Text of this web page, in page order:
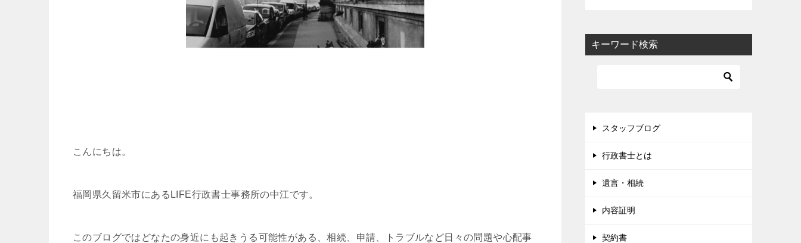
こんにちは。
福岡県久留米市にあるLIFE行政書士事務所の中江です。
このブログではどなたの身近にも起きうる可能性がある、相続、申請、トラブルなど日々の問題や心配事
キーワード検索
スタッフブログ
行政書士とは
遺言・相続
内容証明
契約書